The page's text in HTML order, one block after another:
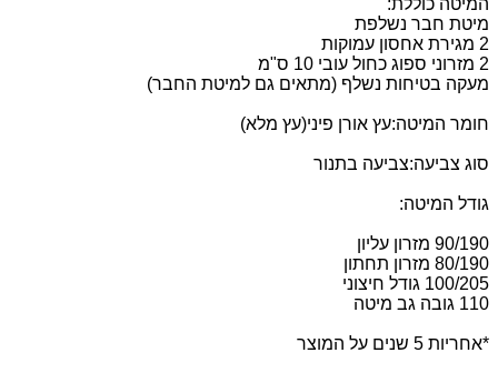
המיטה כוללת:
מיטת חבר נשלפת
2 מגירת אחסון עמוקות
2 מזרוני ספוג כחול עובי 10 ס"מ
מעקה בטיחות נשלף (מתאים גם למיטת החבר)
חומר המיטה:עץ אורן פיני(עץ מלא)
סוג צביעה:צביעה בתנור
גודל המיטה:
90/190 מזרון עליון
80/190 מזרון תחתון
100/205 גודל חיצוני
110 גובה גב מיטה
*אחריות 5 שנים על המוצר